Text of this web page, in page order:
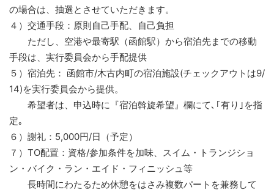
の場合は、抽選とさせていただきます。
４）交通手段：原則自己手配、自己負担
ただし、空港や最寄駅（函館駅）から宿泊先までの移動
手段は、実行委員会から手配提供
５）宿泊先： 函館市/木古内町の宿泊施設(チェックアウトは9/
14)を実行委員会から提供。
希望者は、申込時に『宿泊斡旋希望』欄にて､｢有り｣を指
定｡
６）謝礼：5,000円/日（予定）
７）TO配置：資格/参加条件を加味、スイム・トランジショ
ン・バイク・ラン・エイド・フィニッシュ等
長時間にわたるため休憩をはさみ複数パートを兼務して